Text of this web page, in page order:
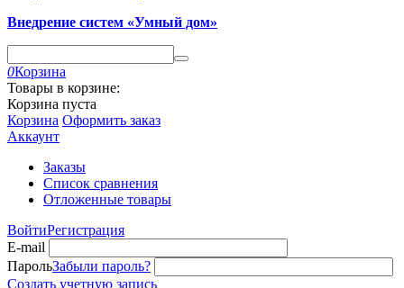
Внедрение систем «Умный дом»
0Корзина
Товары в корзине:
Корзина пуста
Корзина Оформить заказ
Аккаунт
Заказы
Список сравнения
Отложенные товары
ВойтиРегистрация
E-mail
ПарольЗабыли пароль?
Создать учетную запись